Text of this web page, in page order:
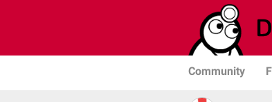
Community